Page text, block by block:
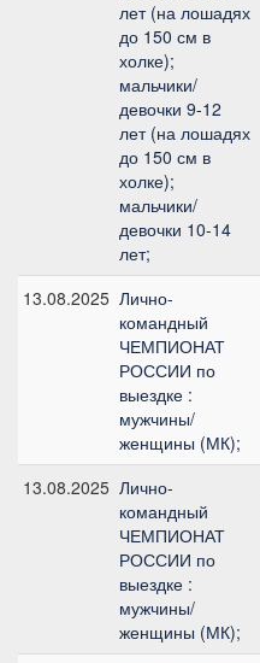
лет (на лошадях
до 150 см в
холке);
мальчики/
девочки 9-12
лет (на лошадях
до 150 см в
холке);
мальчики/
девочки 10-14
лет;
13.08.2025 Лично-
командный
ЧЕМПИОНАТ
РОССИИ по
выездке :
мужчины/
женщины (МК);
13.08.2025 Лично-
командный
ЧЕМПИОНАТ
РОССИИ по
выездке :
мужчины/
женщины (МК);